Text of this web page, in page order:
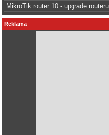
MikroTik router 10 - upgrade routeru
Reklama